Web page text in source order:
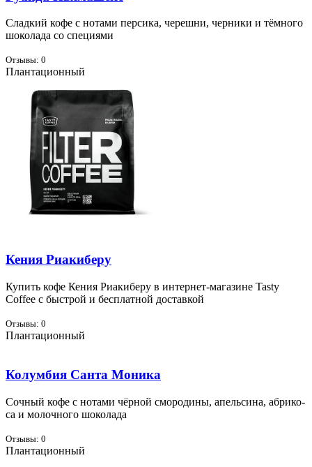
Слад­кий ко­фе с но­та­ми пер­си­ка, че­реш­ни, чер­ни­ки и тём­но­го
шо­ко­ла­да со спе­ци­я­ми
Отзывы: 0
Плантационный
Кения Риакиберу
Ку­пить ко­фе Ке­ния Ри­а­ки­бе­ру в ин­тернет-ма­га­зине Tasty
Coffee с быст­рой и бес­плат­ной до­став­кой
Отзывы: 0
Плантационный
Колумбия Санта Моника
Соч­ный ко­фе с но­та­ми чёр­ной смо­ро­ди­ны, апель­си­на, аб­ри­ко­
са и мо­лоч­но­го шо­ко­ла­да
Отзывы: 0
Плантационный